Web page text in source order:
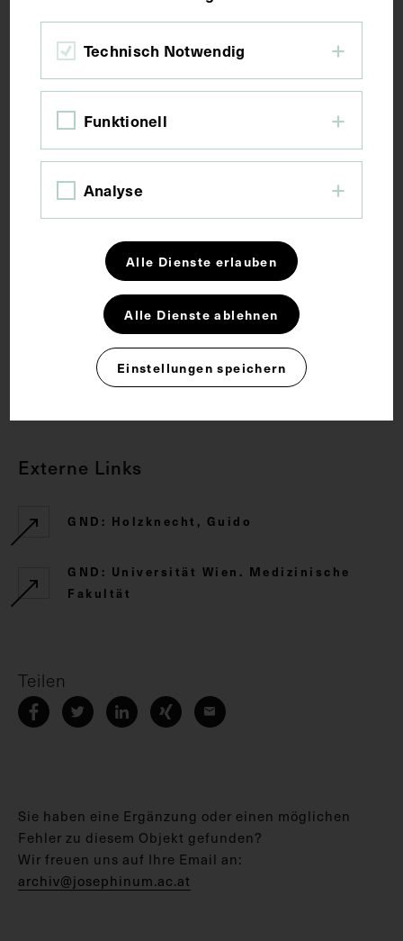
Bildmaß 13,9 x 8,8 cm
Schlagwörter
Boot Radiologie
CC BY-NC-SA 4.0
Externe Links
GND: Holzknecht, Guido
GND: Universität Wien. Medizinische
Fakultät
Teilen
Sie haben eine Ergänzung oder einen möglichen
Fehler zu diesem Objekt gefunden?
Wir freuen uns auf Ihre Email an:
archiv@josephinum.ac.at
Technisch Notwendig
Funktionell
Analyse
Alle Dienste erlauben
Alle Dienste ablehnen
Einstellungen speichern